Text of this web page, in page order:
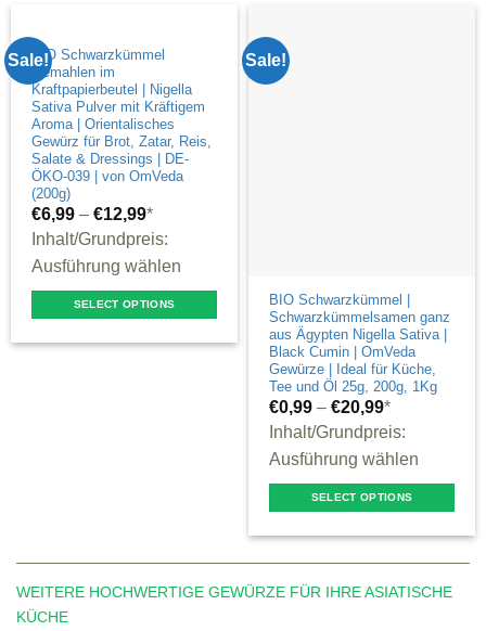
Sale!BIO Schwarzkümmel
Gemahlen im
Kraftpapierbeutel | Nigella
Sativa Pulver mit Kräftigem
Aroma | Orientalisches
Gewürz für Brot, Zatar, Reis,
Salate & Dressings | DE-
ÖKO-039 | von OmVeda
(200g)
€6,99 –€12,99*
Inhalt/Grundpreis:
Ausführung wählen
SELECT OPTIONS
on
Sale!
BIO Schwarzkümmel |
Schwarzkümmelsamen ganz
aus Ägypten Nigella Sativa |
Black Cumin | OmVeda
Gewürze | Ideal für Küche,
Tee und Öl 25g, 200g, 1Kg
€0,99 –€20,99*
Inhalt/Grundpreis:
Ausführung wählen
SELECT OPTIONS
WEITERE HOCHWERTIGE GEWÜRZE FÜR IHRE ASIATISCHE
KÜCHE